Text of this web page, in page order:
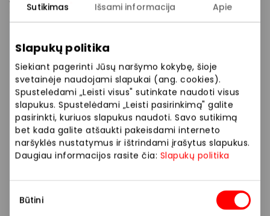
Sutikimas Išsami informacija Apie
Slapukų politika
Siekiant pagerinti Jūsų naršymo kokybę, šioje
svetainėje naudojami slapukai (ang. cookies).
Spustelėdami „Leisti visus" sutinkate naudoti visus
slapukus. Spustelėdami „Leisti pasirinkimą" galite
pasirinkti, kuriuos slapukus naudoti. Savo sutikimą
bet kada galite atšaukti pakeisdami interneto
naršyklės nustatymus ir ištrindami įrašytus slapukus.
Daugiau informacijos rasite čia: Slapukų politika
pasirinkimas
Būtini
dovanoms ar kasdienai – daugybė atrinktų prekių iki
2 Eur.
Išpardavimo nuolaidas nustato PPC AKROPOLIS
veikiančios prekybos bei paslaugų vietos.
Daugiau informacijos apie konkrečias
skelbiamas nuolaidas ar pasiūlymus teiraukitės
prekybos bei paslaugų vietoje. Savo socialiniuose
tinkluose stengiamės iš anksto Jums pateikti
aktualią informaciją apie konkrečiose prekybos
tačiau, jei konkrečioje prekybos ar paslaugų
vietoje pasiūlymas skirsis nuo pateikto mūsų
tinklalapyje, prašome vadovautis konkrečioje